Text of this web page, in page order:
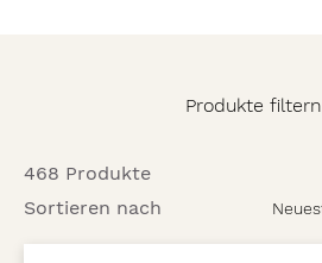
Produkte filtern
468 Produkte
Sortieren nach